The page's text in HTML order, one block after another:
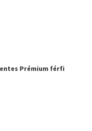
Prémium férfi